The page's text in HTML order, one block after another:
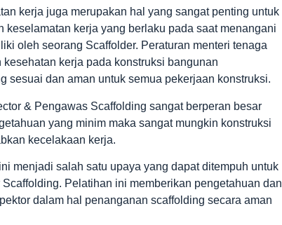
kerja juga merupakan hal yang sangat penting untuk
kerja yang berlaku pada saat menangani
oleh seorang Scaffolder. Peraturan menteri tenaga
kerja pada konstruksi bangunan
sesuai dan aman untuk semua pekerjaan konstruksi.
& Pengawas Scaffolding sangat berperan besar
yang minim maka sangat mungkin konstruksi
kecelakaan kerja.
menjadi salah satu upaya yang dapat ditempuh untuk
Pelatihan ini memberikan pengetahuan dan
dalam hal penanganan scaffolding secara aman